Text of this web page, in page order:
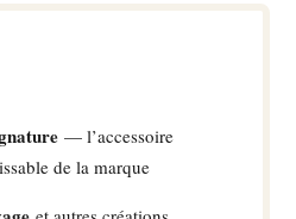
— l’accessoire
de la marque